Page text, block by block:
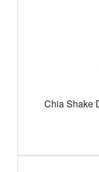
Chia Shake